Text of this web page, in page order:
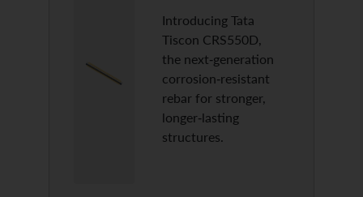
Introducing Tata
Tiscon CRS550D,
the next-generation
corrosion-resistant
rebar for stronger,
longer-lasting
structures.